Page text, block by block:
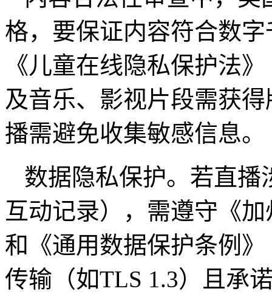
格，要保证内容符合数
《儿童在线隐私保护法
及音乐、影视片段需获
播需避免收集敏感信息
数据隐私保护。若直播
互动记录），需遵守《
和《通用数据保护条例
传输（如TLS 1.3）且承